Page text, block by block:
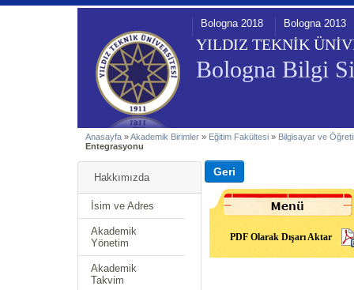
YILDIZ TEKNİK
Bologna Bilgi
Bologna 2018 Bologna 2013
Anasayfa »Akademik Birimler » Eğitim Fakültesi » Bilgisayar ve
Entegrasyonu
Hakkımızda
İsim ve Adres
Akademik
Yönetim
Akademik
Takvim
PDF Olarak Dışarı Aktar